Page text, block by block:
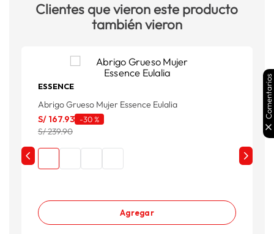
Clientes que vieron este producto
también vieron
ESSENCE
Abrigo Grueso Mujer Essence Eulalia
S/ 167.93 -30 %
S/ 239.90
Agregar
Comentarios